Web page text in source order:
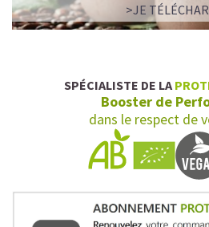
>JE
SPÉCIALISTE DE LA
Booster de
dans le respect de